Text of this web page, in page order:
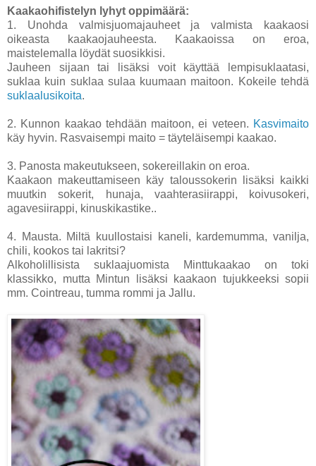
Kaakaohifistelyn lyhyt oppimäärä:
1. Unohda valmisjuomajauheet ja valmista kaakaosi
oikeasta kaakaojauheesta. Kaakaoissa on eroa,
maistelemalla löydät suosikkisi.
Jauheen sijaan tai lisäksi voit käyttää lempisuklaatasi,
suklaa kuin suklaa sulaa kuumaan maitoon. Kokeile tehdä
suklaalusikoita.
2. Kunnon kaakao tehdään maitoon, ei veteen. Kasvimaito
käy hyvin. Rasvaisempi maito = täyteläisempi kaakao.
3. Panosta makeutukseen, sokereillakin on eroa.
Kaakaon makeuttamiseen käy taloussokerin lisäksi kaikki
muutkin sokerit, hunaja, vaahterasiirappi, koivusokeri,
agavesiirappi, kinuskikastike..
4. Mausta. Miltä kuullostaisi kaneli, kardemumma, vanilja,
chili, kookos tai lakritsi?
Alkoholillisista suklaajuomista Minttukaakao on toki
klassikko, mutta Mintun lisäksi kaakaon tujukkeeksi sopii
mm. Cointreau, tumma rommi ja Jallu.